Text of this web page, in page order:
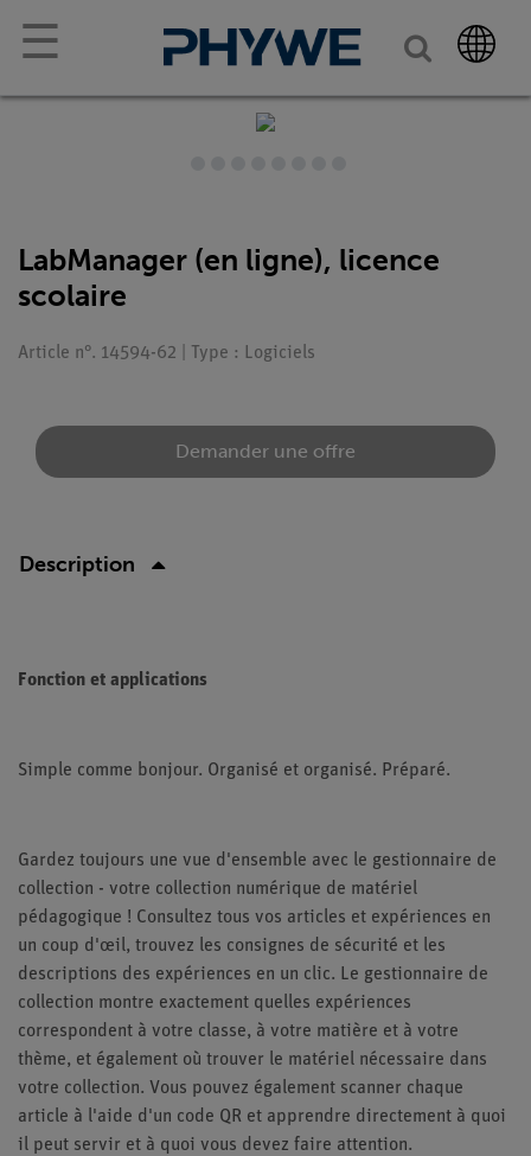
☰
LabManager (en ligne), licence
scolaire
Article n°. 14594-62 | Type : Logiciels
Demander une offre
Description
Fonction et applications
Simple comme bonjour. Organisé et organisé. Préparé.
Gardez toujours une vue d'ensemble avec le gestionnaire de
collection - votre collection numérique de matériel
pédagogique ! Consultez tous vos articles et expériences en
un coup d'œil, trouvez les consignes de sécurité et les
descriptions des expériences en un clic. Le gestionnaire de
collection montre exactement quelles expériences
correspondent à votre classe, à votre matière et à votre
thème, et également où trouver le matériel nécessaire dans
votre collection. Vous pouvez également scanner chaque
article à l'aide d'un code QR et apprendre directement à quoi
il peut servir et à quoi vous devez faire attention.